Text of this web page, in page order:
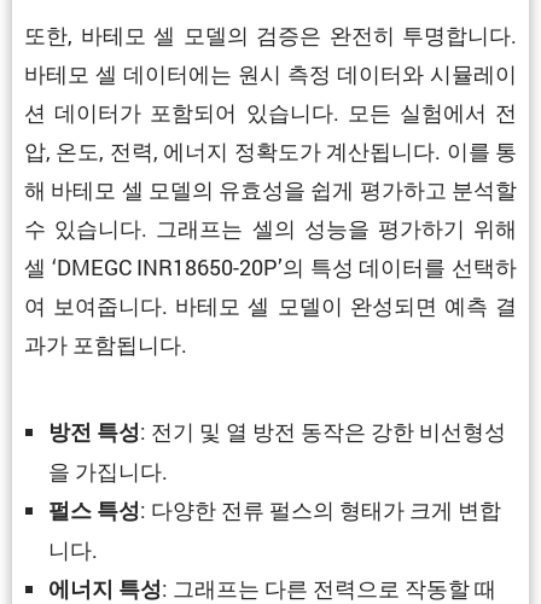
또한, 바테모 셀 모델의 검증은 완전히 투명합니다.
바테모 셀 데이터에는 원시 측정 데이터와 시뮬레이
션 데이터가 포함되어 있습니다. 모든 실험에서 전
압, 온도, 전력, 에너지 정확도가 계산됩니다. 이를 통
해 바테모 셀 모델의 유효성을 쉽게 평가하고 분석할
수 있습니다. 그래프는 셀의 성능을 평가하기 위해
셀 ‘DMEGC INR18650-20P’의 특성 데이터를 선택하
여 보여줍니다. 바테모 셀 모델이 완성되면 예측 결
과가 포함됩니다.
방전 특성: 전기 및 열 방전 동작은 강한 비선형성
을 가집니다.
펄스 특성: 다양한 전류 펄스의 형태가 크게 변합
니다.
에너지 특성: 그래프는 다른 전력으로 작동할 때